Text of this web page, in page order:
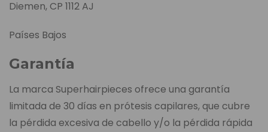
Diemen, CP 1112 AJ
Países Bajos
Garantía
La marca Superhairpieces ofrece una garantía
limitada de 30 días en prótesis capilares, que cubre
la pérdida excesiva de cabello y/o la pérdida rápida